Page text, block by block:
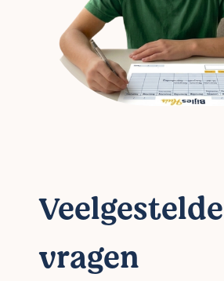
Veelgestelde
vragen